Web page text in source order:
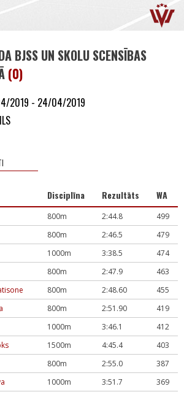
BJSS UN SKOLU SCENSĪBAS
(0)
2019 - 24/04/2019
Disciplīna Rezultāts WA
800m 2:44.8
499
800m 2:46.5
479
1000m 3:38.5
474
800m 2:47.9
463
800m 2:48.60
455
800m 2:51.90
419
1000m 3:46.1
412
1500m 4:45.4
403
800m 2:55.0
387
1000m 3:51.7 369